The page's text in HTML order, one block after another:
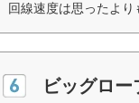
回線速度は思ったより
ビッグロー